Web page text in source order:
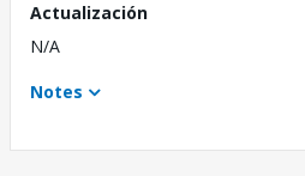
Actualización
N/A
Notes